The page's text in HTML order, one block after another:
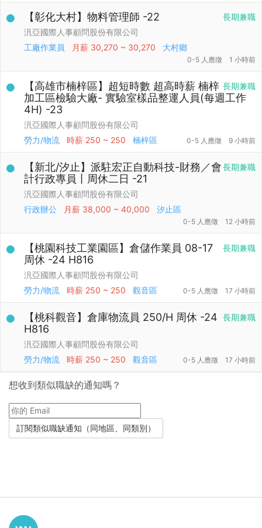
長期兼職
【彰化大村】物料管理師 -22
汎亞國際人事顧問股份有限公司
工廠作業員
月薪 30,270 ~ 30,270 大村鄉
0-5 人應徵 1 小時前
長期兼職
【高雄市楠梓區】超短時數 超高時薪 楠梓
加工區檢驗大廠- 實驗室樣品整運人員(每週工作
4H) -23
汎亞國際人事顧問股份有限公司
勞力/物流
時薪 250 ~ 250 楠梓區 0-5 人應徵 9 小時前
長期兼職
【新北/汐止】派駐宏正自動科技-財務／會
計行政專員丨周休二日 -21
汎亞國際人事顧問股份有限公司
行政辦公
月薪 38,000 ~ 40,000 汐止區
0-5 人應徵 12 小時前
長期兼職
【桃園科技工業園區】倉儲作業員 08-17
周休 -24 H816
汎亞國際人事顧問股份有限公司
勞力/物流
時薪 250 ~ 250 觀音區 0-5 人應徵 17 小時前
長期兼職
【桃科觀音】倉庫物流員 250/H 周休 -24
H816
汎亞國際人事顧問股份有限公司
勞力/物流
時薪 250 ~ 250 觀音區 0-5 人應徵 17 小時前
想收到類似職缺的通知嗎？